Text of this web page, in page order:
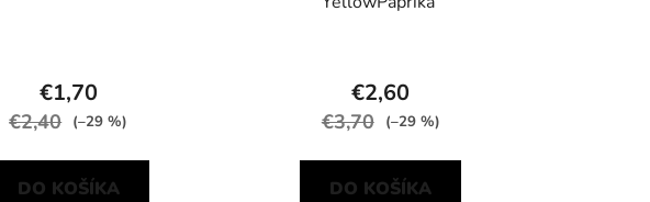
€1,70
€2,40 (–29 %)
DO KOŠÍKA
€2,60
€3,70 (–29 %)
DO KOŠÍKA